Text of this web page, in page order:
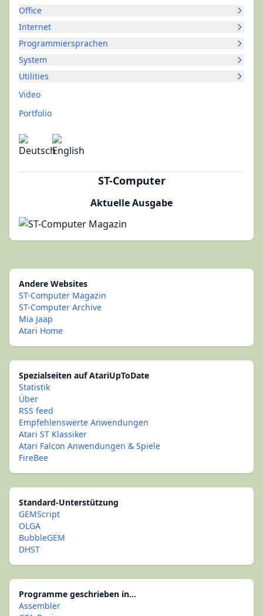
Office
Internet
Programmiersprachen
System
Utilities
Video
Portfolio
ST-Computer
Aktuelle Ausgabe
Andere Websites
ST-Computer Magazin
ST-Computer Archive
Mia Jaap
Atari Home
Spezialseiten auf AtariUpToDate
Statistik
Über
RSS feed
Empfehlenswerte Anwendungen
Atari ST Klassiker
Atari Falcon Anwendungen & Spiele
FireBee
Standard-Unterstützung
GEMScript
OLGA
BubbleGEM
DHST
Programme geschrieben in...
Assembler